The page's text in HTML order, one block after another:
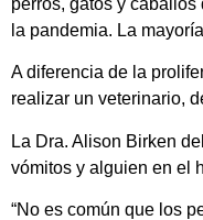
la pandemia. La
A diferencia de la
realizar un veterinario,
La Dra. Alison Birken del
vómitos y alguien en el
“No es común que los